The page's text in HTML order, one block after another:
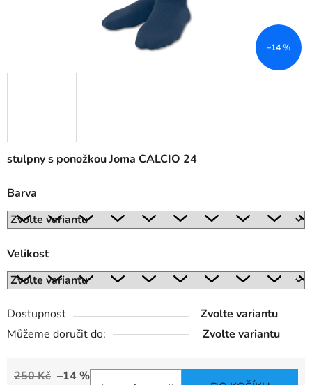
stulpny s ponožkou Joma CALCIO 24
Barva
Velikost
Dostupnost
Zvolte variantu
Můžeme doručit do:
Zvolte variantu
250 Kč –14 %
–14 %